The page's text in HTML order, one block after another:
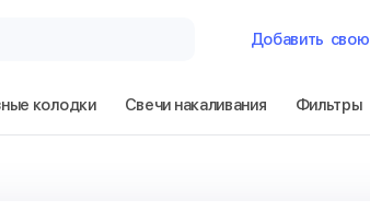
Добавить свою
Гараж
колодки Свечи накаливания Фильтры